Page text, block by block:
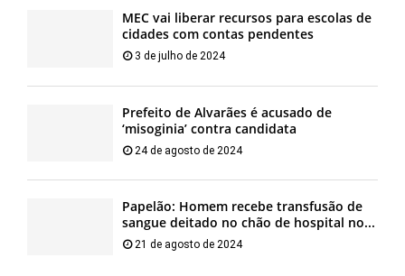
MEC vai liberar recursos para escolas de
cidades com contas pendentes
3 de julho de 2024
Prefeito de Alvarães é acusado de
‘misoginia’ contra candidata
24 de agosto de 2024
Papelão: Homem recebe transfusão de
sangue deitado no chão de hospital no...
21 de agosto de 2024